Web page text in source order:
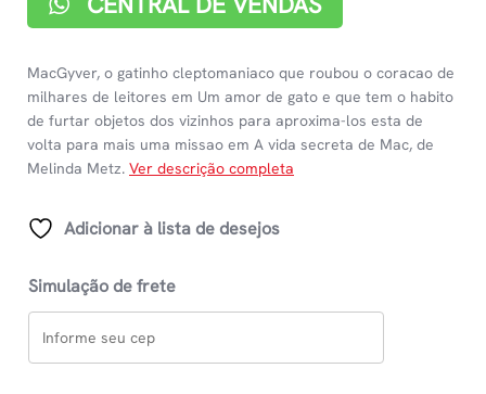
MacGyver, o gatinho cleptomaniaco que roubou o coracao de
milhares de leitores em Um amor de gato e que tem o habito
de furtar objetos dos vizinhos para aproxima-los esta de
volta para mais uma missao em A vida secreta de Mac, de
Melinda Metz. Ver descrição completa
Adicionar à lista de desejos
Simulação de frete